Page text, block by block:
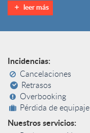
leer más
Incidencias:
Cancelaciones
Retrasos
Overbooking
Pérdida de equipaje
Nuestros servicios: